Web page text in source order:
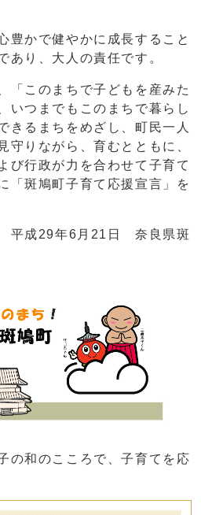
かで健やかに成長すること
あり、大人の責任です。
「このまちで子どもを産みた
いつまでもこのまちで暮らし
きるまちをめざし、町民一人
守りながら、育むとともに、
び行政が力を合わせて子育て
「斑鳩町子育て応援宣言」を
21日 奈良県斑
ころで、子育てを応